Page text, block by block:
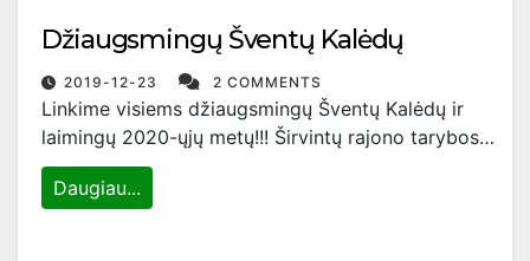
Džiaugsmingų Šventų Kalėdų
2019-12-23 2 COMMENTS
Linkime visiems džiaugsmingų Šventų Kalėdų ir
laimingų 2020-ųjų metų!!! Širvintų rajono tarybos…
Daugiau...